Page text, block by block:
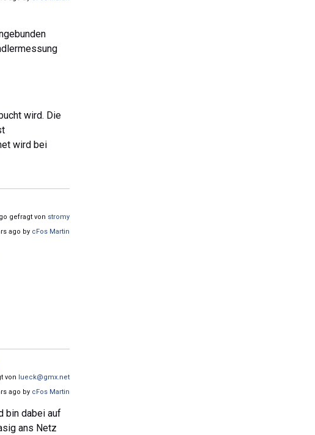
wird. Die
wird bei
gefragt von stromy
ago by cFos Martin
von lueck@gmx.net
ago by cFos Martin
bin dabei auf
ans Netz